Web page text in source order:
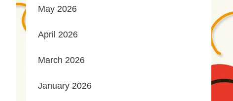
May 2026
April 2026
March 2026
January 2026